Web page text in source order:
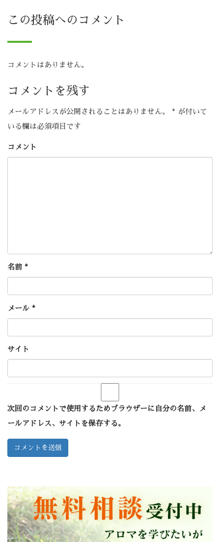
この投稿へのコメント
コメントはありません。
コメントを残す
メールアドレスが公開されることはありません。 * が付いて
いる欄は必須項目です
コメント
名前 *
メール *
サイト
次回のコメントで使用するためブラウザーに自分の名前、メ
ールアドレス、サイトを保存する。